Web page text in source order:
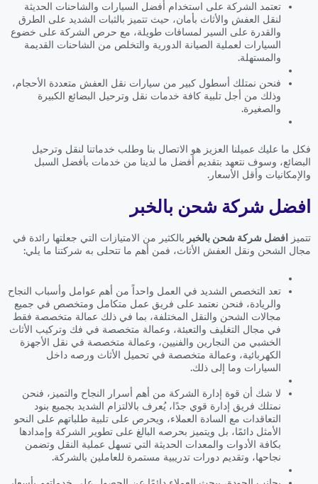
تعتمد الشركة على استخدام أفضل السيارات والشاحنات الحديثة
لنقل العفش والأثاث بأمان، حيث تتميز بالثبات الشديد على الطرق
والقدرة على السير لمسافات طويلة، مع حرص الشركة على خضوع
السيارات لعملية الصيانة الدورية والتخلص من الشاحنات القديمة
والمستهلة.
فنحن نمتلك أسطول كبير من سيارات نقل العفش متعددة الأحجام،
وذلك من أجل تلبية كافة خدمات نقل وترحيل البضائع الكبيرة
والصغيرة.
فكل ما عليك عميلنا العزيز هو الاتصال بنا وطلب خدماتنا لنقل وترحيل
البضائع، وسوف نتعهد بتقديم أفضل ما لدينا من خدمات بأفضل السبل
والإمكانيات وأقل الأسعار.
افضل شركة شحن بالخبر
تتميز افضل شركة شحن بالخبر بالكثير من الامتيازات التي جعلتها رائدة في
مجال الشحن ونقل العفش الأثاث، فمن أهم ما تتحلى به شركتنا ما يلي:
تعد التخصص الشديد في العمل واحداً من أهم عوامل وأسباب النجاح
والريادة، فنحن نعتمد على فريق عمل متكامل ومتخصص في جميع
مجالات الشحن والنقل المختلفة، بما في ذلك عمالة متخصصة فقط
في مجال التغليف والتعبئة، وعمالة متخصصة في فك وتركيب الأثاث
الخشبي من النجارين والفنيين، وعمالة متخصصة في نقل الأجهزة
الكهربائية، وعمالة متخصصة في تحميل الأثاث ورصه داخل
السيارات وما إلى ذلك.
لا شك أن قوة إدارة الشركة من أهم أسرار النجاح والتميز، فنحن
نمتلك فريق إدارة قوي جدًا، يُعرف بالالتزام الشديد بجميع بنود
التعاقدات مع السادة العملاء، ويحرص على تلبية طلباتهم على النحو
الأمثل دائمًا، بل ويتميز بحرصه البالغ على تطوير الشركة وإمدادها
بكافة الأدوات والمعدات الحديثة التي تسهل عملية النقل وتضمن
نجاحها، وتقديم دورات تدريبية مستمرة للعاملين بالشركة.